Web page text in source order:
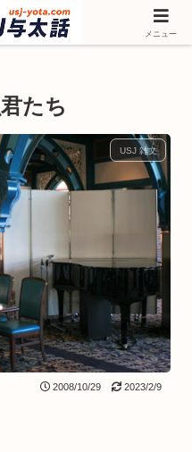
ワールド アトラクションなどユニ
しています
たち
USJ 雑文
2008/10/29 2023/2/9
メニュー